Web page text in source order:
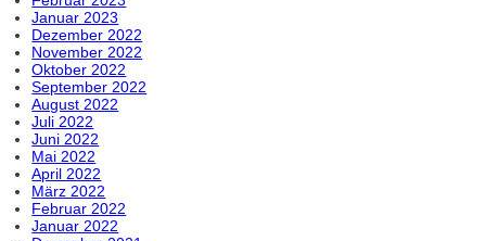
Januar 2023
Dezember 2022
November 2022
Oktober 2022
September 2022
August 2022
Juli 2022
Juni 2022
Mai 2022
April 2022
März 2022
Februar 2022
Januar 2022